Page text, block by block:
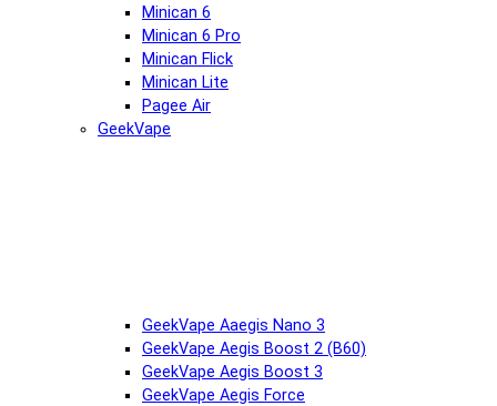
Minican 6
Minican 6 Pro
Minican Flick
Minican Lite
Pagee Air
GeekVape
GeekVape Aaegis Nano 3
GeekVape Aegis Boost 2 (B60)
GeekVape Aegis Boost 3
GeekVape Aegis Force